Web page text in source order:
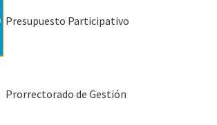
Presupuesto Participativo
Prorrectorado de Gestión